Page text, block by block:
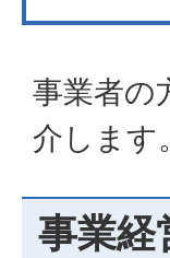
事業者の
介します。
事業経